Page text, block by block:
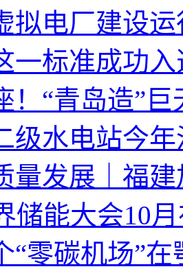
拟电厂建设
一标准成功
！“青岛造”
级水电站今
量发展｜福
储能大会10
“零碳机场”